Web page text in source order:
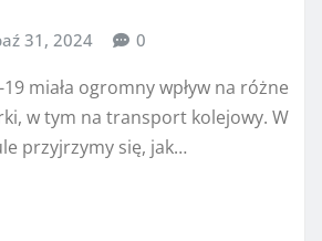
31, 2024 0
miała ogromny wpływ na różne
w tym na transport kolejowy. W
przyjrzymy się, jak…